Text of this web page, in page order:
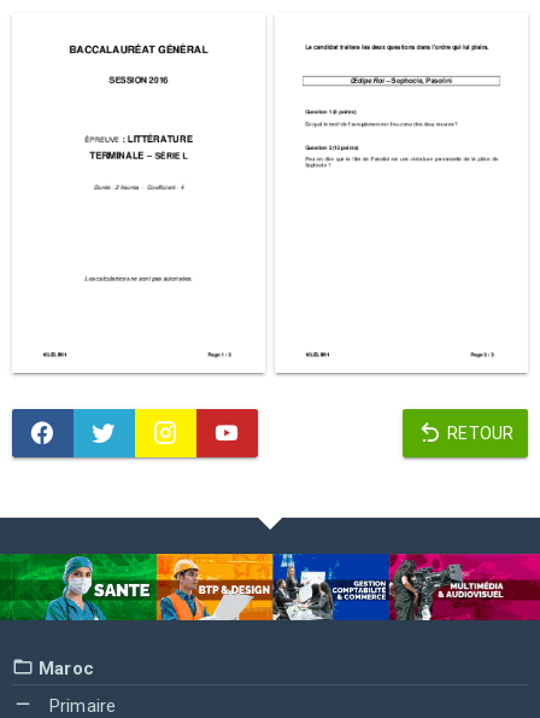
RETOUR
Maroc
Primaire